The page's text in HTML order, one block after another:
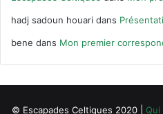
hadj sadoun houari dans
bene dans Mon premier
© Escapades Celtiques 2020 |